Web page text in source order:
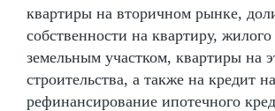
квартиры на вторичном рынке,
собственности на квартиру,
земельным участком, квартиры на
строительства, а также на кредит на
рефинансирование ипотечного